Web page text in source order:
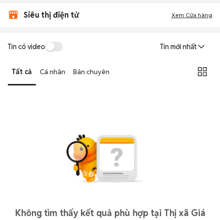
Siêu thị điện tử Xem Cửa hàng
Tin có video Tin mới nhất
Tất cả Cá nhân Bán chuyên
Không tìm thấy kết quả phù hợp tại Thị xã Giá